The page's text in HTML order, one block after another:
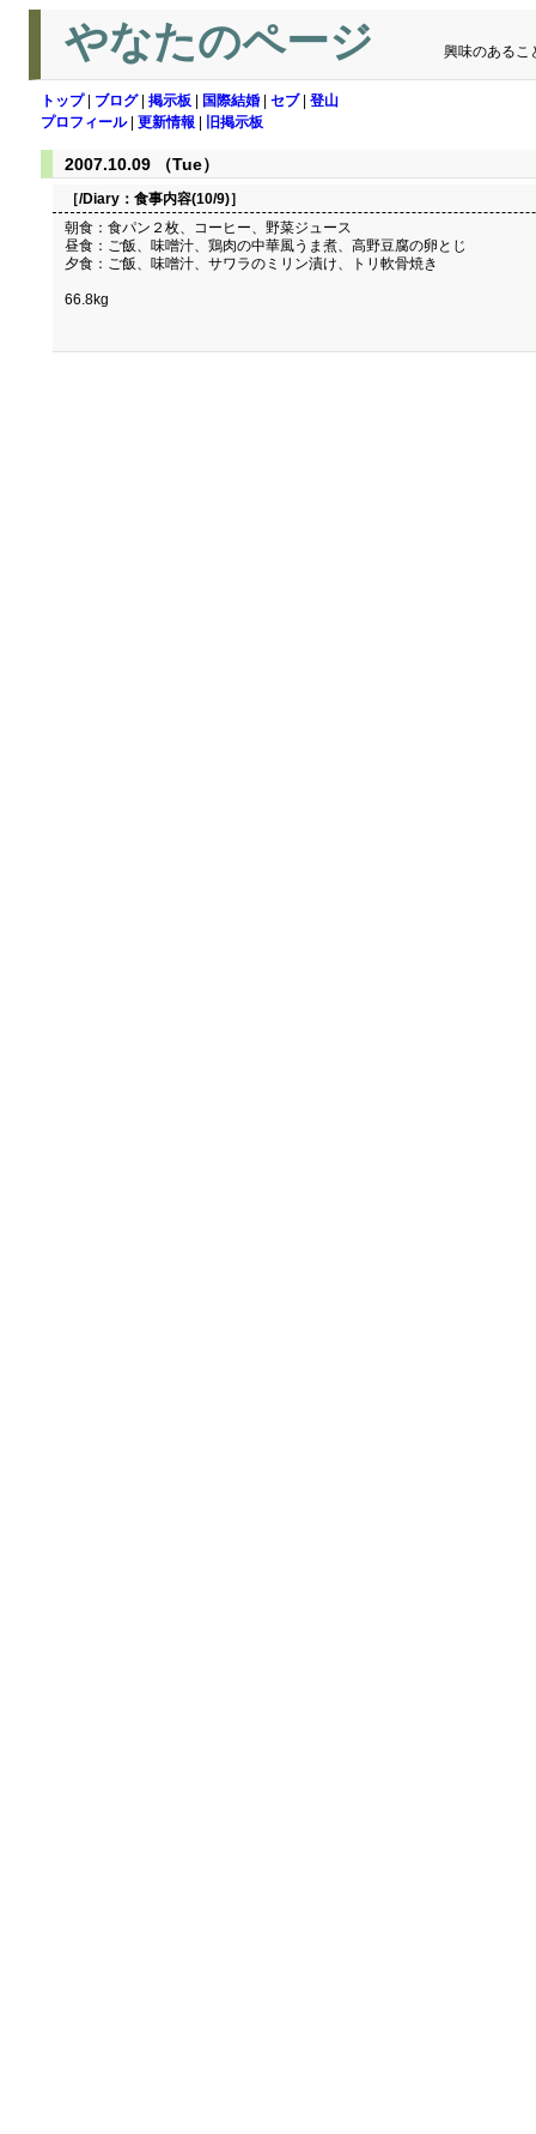
やなたのページ 興味のあるこ
トップ| ブログ| 掲示板 国際結婚 セブ| 登山
プロフィール| 更新情報 旧掲示板
2007.10.09 （Tue）
［/Diary： 食事内容(10/9)］
朝食：食パン２枚、コーヒー、野菜ジュース
昼食：ご飯、味噌汁、鶏肉の中華風うま煮、高野豆腐の卵とじ
夕食：ご飯、味噌汁、サワラのミリン漬け、トリ軟骨焼き
66.8kg